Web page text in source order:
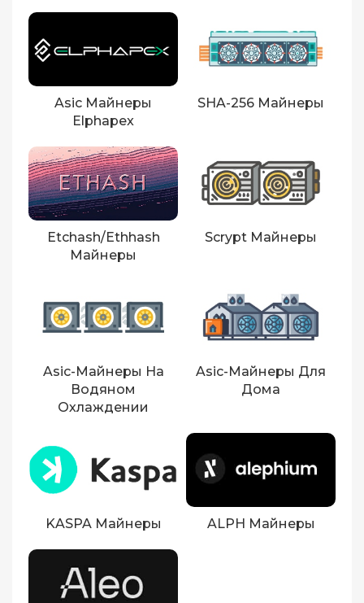
Asic Майнеры
Elphapex
SHA-256 Майнеры
Etchash/Ethhash
Майнеры
Scrypt Майнеры
Asic-Майнеры На
Водяном
Охлаждении
Asic-Майнеры Для
Дома
KASPA Майнеры ALPH Майнеры